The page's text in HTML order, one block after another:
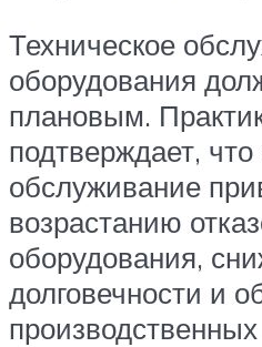
Техническое
оборудования
плановым.
подтверждает,
обслуживание
возрастанию
оборудования,
долговечности и
производственных